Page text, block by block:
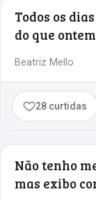
Todos os
do que
Beatriz Mello
28 curtidas
Não tenho
mas exibo